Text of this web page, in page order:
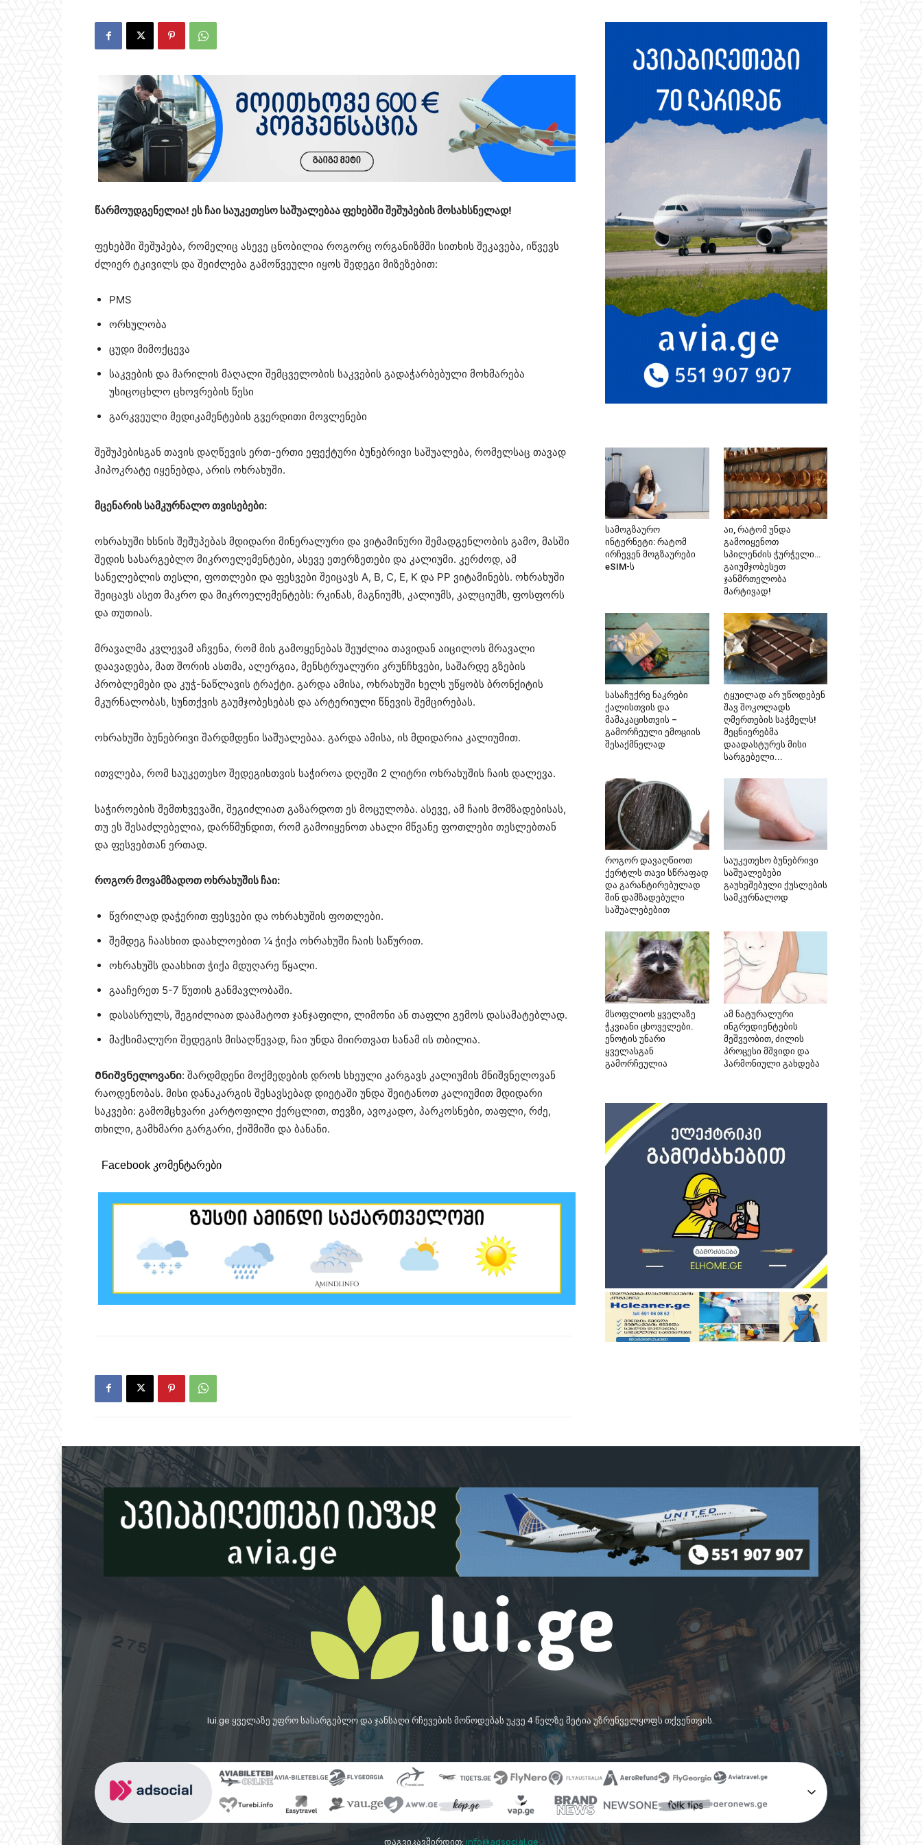
წარმოუდგენელია! ეს ჩაი საუკეთესო საშუალებაა ფეხებში შეშუპების მოსახსნელად!
ფეხებში შეშუპება, რომელიც ასევე ცნობილია როგორც ორგანიზმში სითხის შეკავება, იწვევს
ძლიერ ტკივილს და შეიძლება გამოწვეული იყოს შედეგი მიზეზებით:
PMS
ორსულობა
ცუდი მიმოქცევა
საკვების და მარილის მაღალი შემცველობის საკვების გადაჭარბებული მოხმარება
უსიცოცხლო ცხოვრების წესი
გარკვეული მედიკამენტების გვერდითი მოვლენები
შეშუპებისგან თავის დაღწევის ერთ-ერთი ეფექტური ბუნებრივი საშუალება, რომელსაც თავად
ჰიპოკრატე იყენებდა, არის ოხრახუში.
მცენარის სამკურნალო თვისებები:
ოხრახუში ხსნის შეშუპებას მდიდარი მინერალური და ვიტამინური შემადგენლობის გამო, მასში
შედის სასარგებლო მიკროელემენტები, ასევე ეთერზეთები და კალიუმი. კერძოდ, ამ
სანელებლის თესლი, ფოთლები და ფესვები შეიცავს A, B, C, E, K და PP ვიტამინებს. ოხრახუში
შეიცავს ასეთ მაკრო და მიკროელემენტებს: რკინას, მაგნიუმს, კალიუმს, კალციუმს, ფოსფორს
და თუთიას.
მრავალმა კვლევამ აჩვენა, რომ მის გამოყენებას შეუძლია თავიდან აიცილოს მრავალი
დაავადება, მათ შორის ასთმა, ალერგია, მენსტრუალური კრუნჩხვები, საშარდე გზების
პრობლემები და კუჭ-ნაწლავის ტრაქტი. გარდა ამისა, ოხრახუში ხელს უწყობს ბრონქიტის
მკურნალობას, სუნთქვის გაუმჯობესებას და არტერიული წნევის შემცირებას.
ოხრახუში ბუნებრივი შარდმდენი საშუალებაა. გარდა ამისა, ის მდიდარია კალიუმით.
ითვლება, რომ საუკეთესო შედეგისთვის საჭიროა დღეში 2 ლიტრი ოხრახუშის ჩაის დალევა.
საჭიროების შემთხვევაში, შეგიძლიათ გაზარდოთ ეს მოცულობა. ასევე, ამ ჩაის მომზადებისას,
თუ ეს შესაძლებელია, დარწმუნდით, რომ გამოიყენოთ ახალი მწვანე ფოთლები თესლებთან
და ფესვებთან ერთად.
როგორ მოვამზადოთ ოხრახუშის ჩაი:
წვრილად დაჭერით ფესვები და ოხრახუშის ფოთლები.
შემდეგ ჩაასხით დაახლოებით ¼ ჭიქა ოხრახუში ჩაის საწურით.
ოხრახუშს დაასხით ჭიქა მდუღარე წყალი.
გააჩერეთ 5-7 წუთის განმავლობაში.
დასასრულს, შეგიძლიათ დაამატოთ ჯანჯაფილი, ლიმონი ან თაფლი გემოს დასამატებლად.
მაქსიმალური შედეგის მისაღწევად, ჩაი უნდა მიირთვათ სანამ ის თბილია.
Მნიშვნელოვანი: შარდმდენი მოქმედების დროს სხეული კარგავს კალიუმის მნიშვნელოვან
რაოდენობას. მისი დანაკარგის შესავსებად დიეტაში უნდა შეიტანოთ კალიუმით მდიდარი
საკვები: გამომცხვარი კარტოფილი ქერცლით, თევზი, ავოკადო, პარკოსნები, თაფლი, რძე,
თხილი, გამხმარი გარგარი, ქიშმიში და ბანანი.
Facebook კომენტარები
სამოგზაურო
ინტერნეტი: რატომ
ირჩევენ მოგზაურები
eSIM-ს
აი, რატომ უნდა
გამოიყენოთ
სპილენძის ჭურჭელი…
გაიუმჯობესეთ
ჯანმრთელობა
მარტივად!
სასაჩუქრე ნაკრები
ქალისთვის და
მამაკაცისთვის –
გამორჩეული ემოციის
შესაქმნელად
ტყუილად არ უწოდებენ
შავ შოკოლადს
ღმერთების საჭმელს!
მეცნიერებმა
დაადასტურეს მისი
სარგებელი...
როგორ დავაღწიოთ
ქერტლს თავი სწრაფად
და გარანტირებულად
შინ დამზადებული
საშუალებებით
საუკეთესო ბუნებრივი
საშუალებები
გაუხეშებული ქუსლების
სამკურნალოდ
მსოფლიოს ყველაზე
ჭკვიანი ცხოველები.
ენოტის უნარი
ყველასგან
გამორჩეულია
ამ ნატურალური
ინგრედიენტების
მეშვეობით, ძილის
პროცესი მშვიდი და
ჰარმონიული გახდება
lui.ge ყველაზე უფრო სასარგებლო და ჯანსაღი რჩევების მოწოდებას უკვე 4 წელზე მეტია უზრუნველყოფს თქვენთვის.
დაგვიკავშირდით: info@adsocial.ge